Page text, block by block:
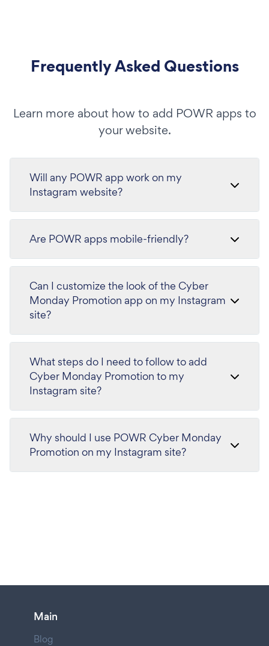
Frequently Asked Questions
Learn more about how to add POWR apps to
your website.
Will any POWR app work on my
Instagram website?
Are POWR apps mobile-friendly?
Can I customize the look of the Cyber
Monday Promotion app on my Instagram
site?
What steps do I need to follow to add
Cyber Monday Promotion to my
Instagram site?
Why should I use POWR Cyber Monday
Promotion on my Instagram site?
Main
Blog